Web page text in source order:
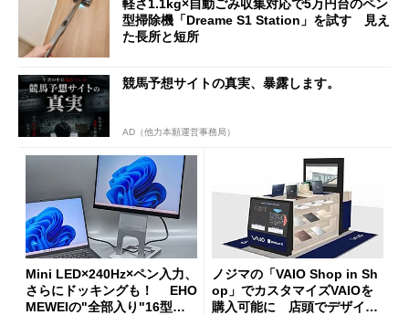
軽さ1.1kg×自動ごみ収集対応で5万円台のペン
型掃除機「Dreame S1 Station」を試す 見え
た長所と短所
競馬予想サイトの真実、暴露します。
AD（他力本願運営事務局）
Mini LED×240Hz×ペン入力、
さらにドッキングも！ EHO
MEWEIの"全部入り"16型モ
ノジマの「VAIO Shop in Sh
op」でカスタマイズVAIOを
購入可能に 店頭でデザイン